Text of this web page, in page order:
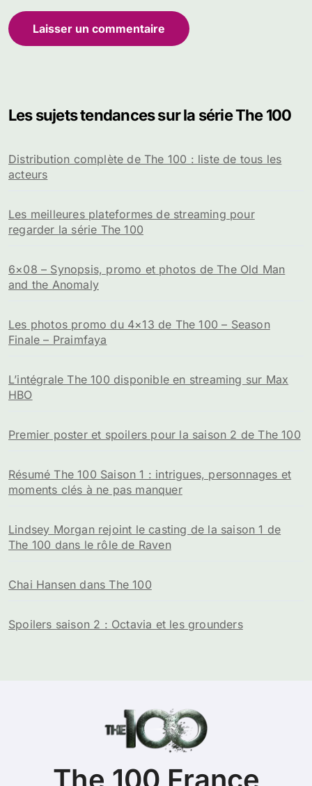
Les sujets tendances sur la série The 100
Distribution complète de The 100 : liste de tous les
acteurs
Les meilleures plateformes de streaming pour
regarder la série The 100
6×08 – Synopsis, promo et photos de The Old Man
and the Anomaly
Les photos promo du 4×13 de The 100 – Season
Finale – Praimfaya
L’intégrale The 100 disponible en streaming sur Max
HBO
Premier poster et spoilers pour la saison 2 de The 100
Résumé The 100 Saison 1 : intrigues, personnages et
moments clés à ne pas manquer
Lindsey Morgan rejoint le casting de la saison 1 de
The 100 dans le rôle de Raven
Chai Hansen dans The 100
Spoilers saison 2 : Octavia et les grounders